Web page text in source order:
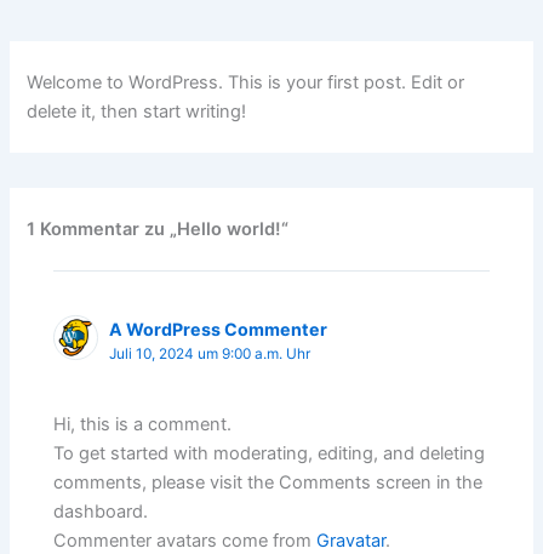
Welcome to WordPress. This is your first post. Edit or
delete it, then start writing!
1 Kommentar zu „Hello world!“
A WordPress Commenter
Juli 10, 2024 um 9:00 a.m. Uhr
Hi, this is a comment.
To get started with moderating, editing, and deleting
comments, please visit the Comments screen in the
dashboard.
Commenter avatars come fromGravatar.